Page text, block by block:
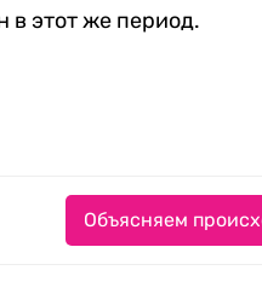
в этот же период.
Объясняем